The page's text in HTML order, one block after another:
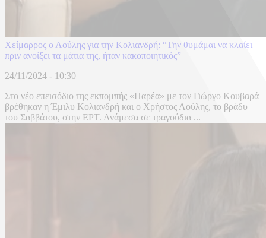
Χείμαρρος ο Λούλης για την Κολιανδρή: “Την θυμάμαι να κλαίει
πριν ανοίξει τα μάτια της, ήταν κακοποιητικός”
24/11/2024 - 10:30
Στο νέο επεισόδιο της εκπομπής «Παρέα» με τον Γιώργο Κουβαρά
βρέθηκαν η Έμιλυ Κολιανδρή και ο Χρήστος Λούλης, το βράδυ
του Σαββάτου, στην ΕΡΤ. Ανάμεσα σε τραγούδια ...